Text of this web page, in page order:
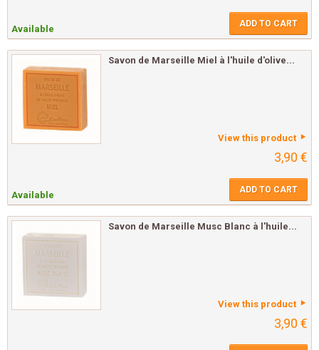
Available ADD TO CART
Savon de Marseille Miel à l'huile d'olive...
View this product
3,90 €
Available ADD TO CART
Savon de Marseille Musc Blanc à l'huile...
View this product
3,90 €